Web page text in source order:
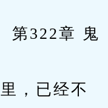
，已经不